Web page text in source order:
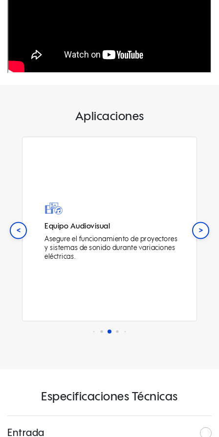
Aplicaciones
Robótica
Mantenga la precisión de sistemas
robóticos ante fluctuaciones de energía y
picos de corriente.
>
<
Especificaciones Técnicas
Entrada